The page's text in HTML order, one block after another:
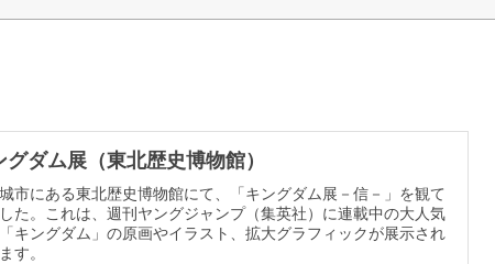
グダム展（東北歴史博物館）
市にある東北歴史博物館にて、「キングダム展－信－」を観て
た。これは、週刊ヤングジャンプ（集英社）に連載中の大人気
キングダム」の原画やイラスト、拡大グラフィックが展示され
す。